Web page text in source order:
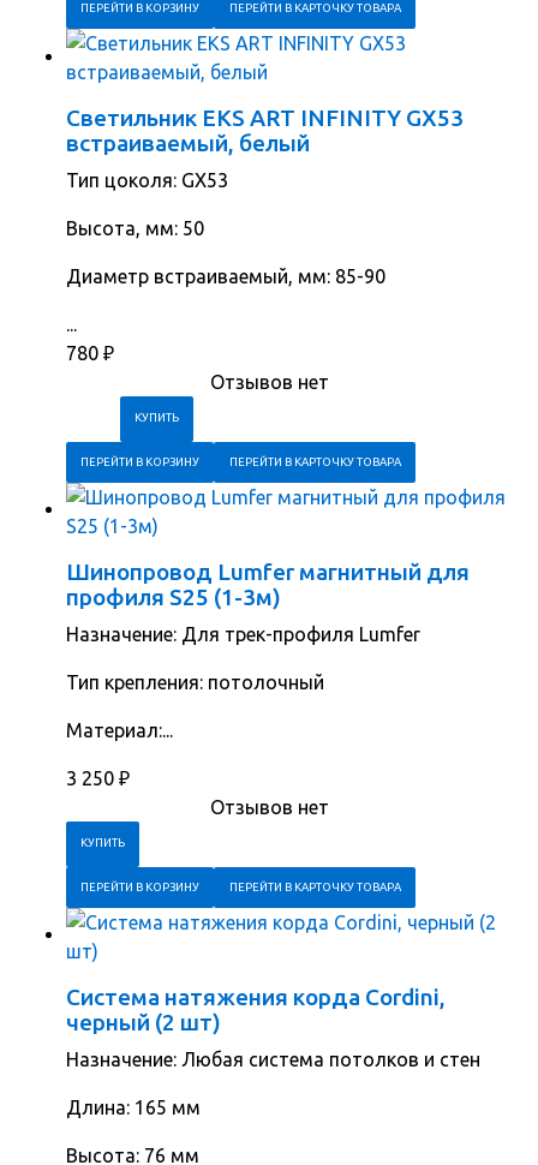
ПЕРЕЙТИ В КОРЗИНУ ПЕРЕЙТИ В КАРТОЧКУ ТОВАРА
Светильник EKS ART INFINITY GX53
встраиваемый, белый
Тип цоколя: GX53
Высота, мм: 50
Диаметр встраиваемый, мм: 85-90
...
780 ₽
Отзывов нет
ПЕРЕЙТИ В КОРЗИНУ ПЕРЕЙТИ В КАРТОЧКУ ТОВАРА
Шинопровод Lumfer магнитный для
профиля S25 (1-3м)
Назначение: Для трек-профиля Lumfer
Тип крепления: потолочный
Материал:...
3 250 ₽
Отзывов нет
ПЕРЕЙТИ В КОРЗИНУ ПЕРЕЙТИ В КАРТОЧКУ ТОВАРА
Система натяжения корда Cordini,
черный (2 шт)
Назначение: Любая система потолков и стен
Длина: 165 мм
Высота: 76 мм